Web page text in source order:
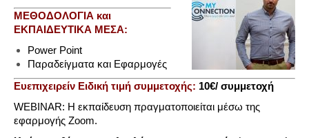
ΜΕΘΟΔΟΛΟΓΙΑ και
ΕΚΠΑΙΔΕΥΤΙΚΑ ΜΕΣΑ:
Power Point
Παραδείγματα και Εφαρμογές
Ευεπιχειρείν Ειδική τιμή συμμετοχής: 10€/ συμμετοχή
WEBINAR: Η εκπαίδευση πραγματοποιείται μέσω της
εφαρμογής Zoom.